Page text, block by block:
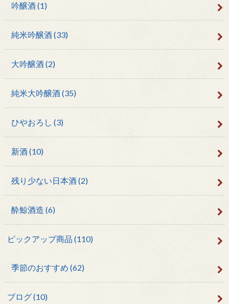
吟醸酒(1)
純米吟醸酒(33)
大吟醸酒(2)
純米大吟醸酒(35)
ひやおろし (3)
新酒(10)
残り少ない日本酒(2)
酔鯨酒造 (6)
ピックアップ商品 (110)
季節のおすすめ (62)
ブログ(10)